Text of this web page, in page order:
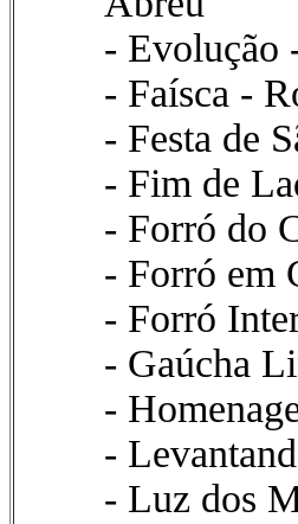
- Evolução
- Faísca -
- Festa de
- Fim de
- Forró do
- Forró em
- Forró
- Gaúcha
-
-
- Luz dos